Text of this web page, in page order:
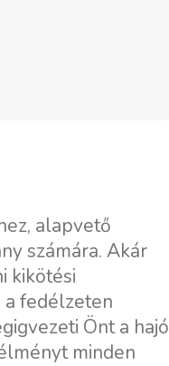
alapvető
számára. Akár
kikötési
fedélzeten
Önt a hajó
minden